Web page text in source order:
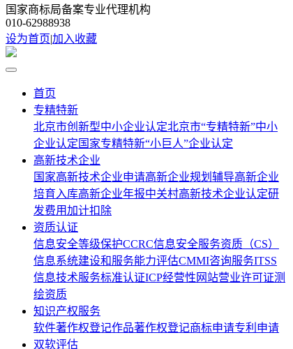
国家商标局备案专业代理机构
010-62988938
设为首页|加入收藏
首页
专精特新
北京市创新型中小企业认定北京市“专精特新”中小
企业认定 国家专精特新“小巨人”企业认定
高新技术企业
国家高新技术企业申请高新企业规划辅导高新企业
培育入库高新企业年报中关村高新技术企业认定研
发费用加计扣除
资质认证
信息安全等级保护CCRC信息安全服务资质 （CS）
信息系统建设和服务能力评估CMMI咨询服务ITSS
信息技术服务标准认证ICP经营性网站营业许可证测
绘资质
知识产权服务
软件著作权登记作品著作权登记商标申请专利申请
双软评估